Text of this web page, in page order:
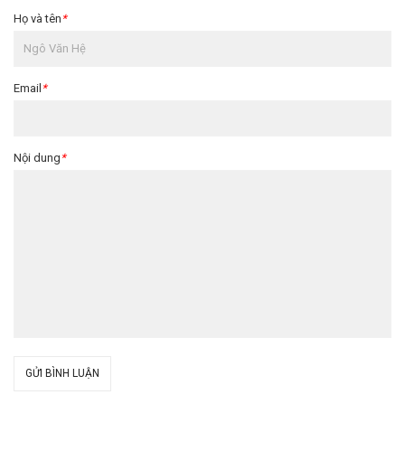
Họ và tên *
Email *
Nội dung *
GỬI BÌNH LUẬN